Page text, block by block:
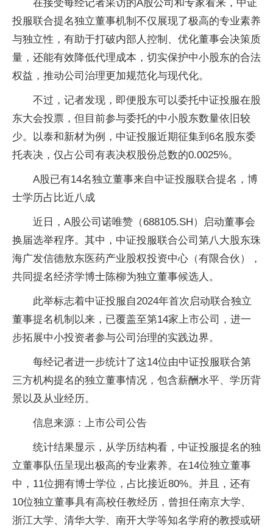
在接受每经记者采访的A股公司和专家看来，中证
投服联合提名独立董事机制不仅展现了极高的专业素养
与独立性，有助于打破内部人控制、优化董事会决策质
量，还能有效降低代理成本，切实保护中小股东的合法
权益，推动公司治理更加规范化与现代化。
不过，记者发现，即便股东可以委托中证投服在股
东大会投票，但目前参与委托的中小股东数量依旧较
少。以泰和新材为例，中证投服近期征集到6名股东委
托表决，仅占公司有表决权股份总数的0.0025%。
A股已有14名独立董事来自中证投服联合提名，博
士学历占比近八成
近日，A股公司诺唯赞（688105.SH）启动董事会
换届选举程序。其中，中证投服联合公司第八大股东珠
海广发信德敖东医药产业股权投资中心（有限合伙），
共同提名经济学博士陈柳为独立董事候选人。
此举标志着中证投服自2024年首次启动联合独立
董事提名机制以来，已覆盖至第14家上市公司，进一
步拓展中小投资者参与公司治理的实践边界。
每经记者进一步统计了这14位由中证投服联合第
三方机构提名的独立董事情况，包含薪酬水平、学历背
景以及从业经历。
信息来源：上市公司公告
统计结果显示，从学历结构看，中证投服提名的独
立董事队伍呈现出极高的专业素养。在14位独立董事
中，11位拥有博士学位，占比接近80%。并且，还有
10位独立董事具有高校任教经历，曾担任南京大学、
浙江大学、清华大学、南开大学等知名学府的教授或研